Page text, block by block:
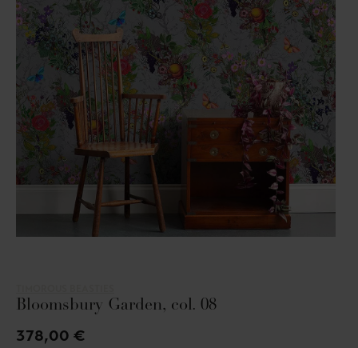
Bloomsbury Garden, col. 08
378,00 €